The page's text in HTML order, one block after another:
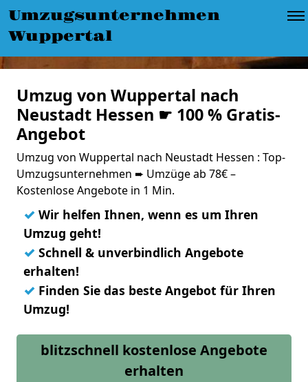
Umzugsunternehmen
Wuppertal
Umzug von Wuppertal nach
Neustadt Hessen ☛ 100 % Gratis-
Angebot
Umzug von Wuppertal nach Neustadt Hessen : Top-
Umzugsunternehmen ➨ Umzüge ab 78€ –
Kostenlose Angebote in 1 Min.
✓ Wir helfen Ihnen, wenn es um Ihren
Umzug geht!
✓ Schnell & unverbindlich Angebote
erhalten!
✓ Finden Sie das beste Angebot für Ihren
Umzug!
blitzschnell kostenlose Angebote
erhalten